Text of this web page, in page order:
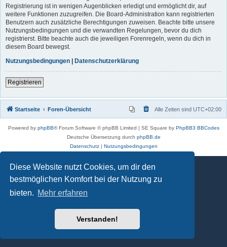
Diese Website nutzt Cookies, um dir den
bestmöglichen Komfort bei der Nutzung zu
bieten. Mehr erfahren
Verstanden!
Registrierung ist in wenigen Augenblicken erledigt und ermöglicht dir, auf
weitere Funktionen zuzugreifen. Die Board-Administration kann registrierten
Benutzern auch zusätzliche Berechtigungen zuweisen. Beachte bitte unsere
Nutzungsbedingungen und die verwandten Regelungen, bevor du dich
registrierst. Bitte beachte auch die jeweiligen Forenregeln, wenn du dich in
diesem Board bewegst.
Nutzungsbedingungen | Datenschutzerklärung
Registrieren
Startseite Foren-Übersicht Alle Zeiten sind UTC+02:00
Powered by phpBB® Forum Software © phpBB Limited | SE Square by PhpBB3 BBCodes
Deutsche Übersetzung durch phpBB.de
Datenschutz| Nutzungsbedingungen